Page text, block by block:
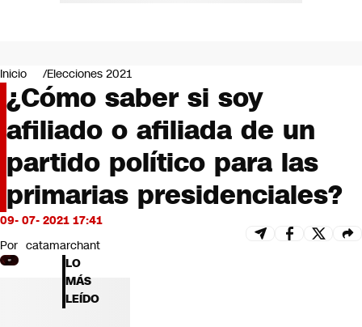
Negocios
Deportes
Programas completos
Cultura
Servicios
Bits
CNN tiempo
Futuro 360
Inicio Elecciones 2021
¿Cómo saber si soy
afiliado o afiliada de un
partido político para las
primarias presidenciales?
09- 07- 2021 17:41
Por catamarchant
LO
MÁS
LEÍDO